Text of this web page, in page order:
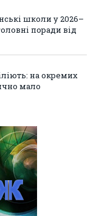
школи у 2026–
поради від
на окремих
мало